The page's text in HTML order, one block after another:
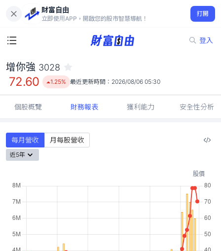
財富自由
立即使用APP，開啟您的股市智慧導航！
打開
登入
72.60
1.25%
增你強 3028
72.60 1.25% 最近更新時間： 2026/08/06 05:30
個股概覽 財務報表 獲利能力 安全性分析
每月營收 月每股營收
近5年